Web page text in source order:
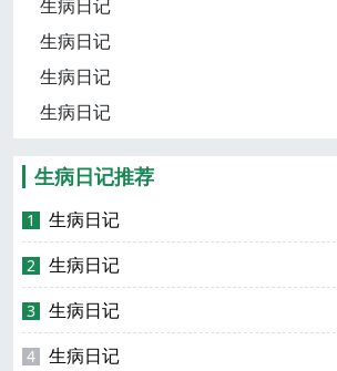
生病日记
生病日记
生病日记
生病日记
生病日记推荐
1 生病日记
2 生病日记
3 生病日记
4 生病日记